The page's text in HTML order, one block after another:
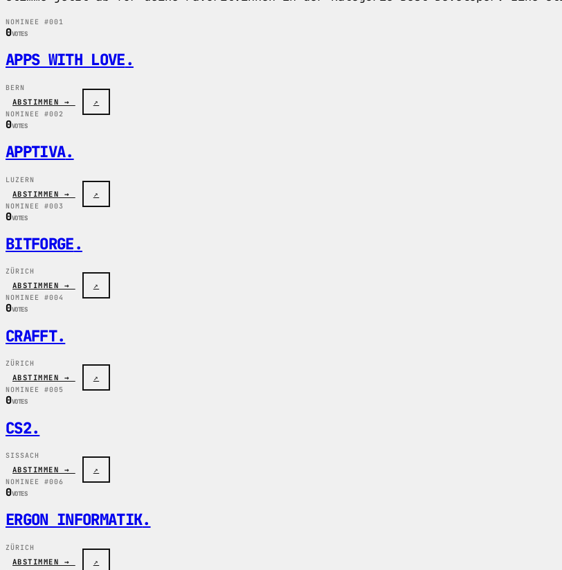
NOMINEE #001
0VOTES
APPS WITH LOVE.
BERN
ABSTIMMEN → ↗
NOMINEE #002
0VOTES
APPTIVA.
LUZERN
ABSTIMMEN → ↗
NOMINEE #003
0VOTES
BITFORGE.
ZÜRICH
ABSTIMMEN → ↗
NOMINEE #004
0VOTES
CRAFFT.
ZÜRICH
ABSTIMMEN → ↗
NOMINEE #005
0VOTES
CS2.
SISSACH
ABSTIMMEN → ↗
NOMINEE #006
0VOTES
ERGON INFORMATIK.
ZÜRICH
ABSTIMMEN → ↗